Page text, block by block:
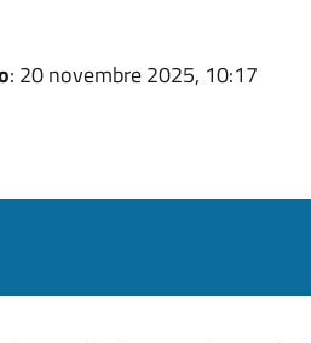
: 20 novembre 2025, 10:17